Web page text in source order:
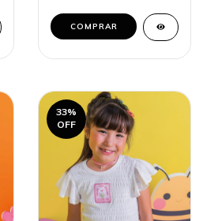
COMPRAR
33%
OFF